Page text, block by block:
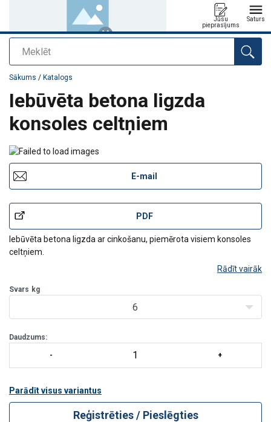
Meklēt
Jūsu
pieprasījums
Saturs
Pievienots jūsu pasūtījumam
Sākums / Katalogs
Iebūvēta betona ligzda
konsoles celtņiem
E-mail
PDF
Iebūvēta betona ligzda ar cinkošanu, piemērota visiem konsoles
celtņiem.
Rādīt vairāk
Svars kg
6
Daudzums:
Parādīt visus variantus
Reģistrēties / Pieslēgties